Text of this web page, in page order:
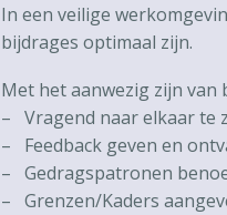
In een veilige
bijdrages optimaal zijn.
Met het aanwezig zijn van
– Vragend naar elkaar te
– Feedback geven en
– Gedragspatronen
– Grenzen/Kaders